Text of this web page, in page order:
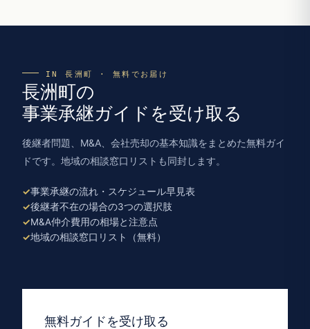
IN 長洲町 · 無料でお届け
長洲町の
事業承継ガイドを受け取る
後継者問題、M&A、会社売却の基本知識をまとめた無料ガイ
ドです。地域の相談窓口リストも同封します。
事業承継の流れ・スケジュール早見表
後継者不在の場合の3つの選択肢
M&A仲介費用の相場と注意点
地域の相談窓口リスト（無料）
無料ガイドを受け取る